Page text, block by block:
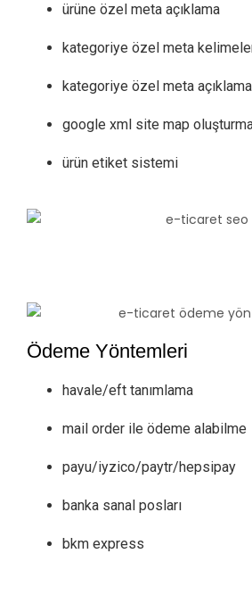
ürüne özel meta açıklama
kategoriye özel meta
kategoriye özel meta
google xml site map
ürün etiket sistemi
Ödeme Yöntemleri
havale/eft tanımlama
mail order ile ödeme alabilme
payu/iyzico/paytr/hepsipay
banka sanal posları
bkm express